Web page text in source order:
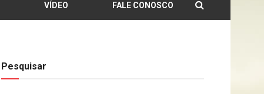
VÍDEO FALE CONOSCO
Pesquisar